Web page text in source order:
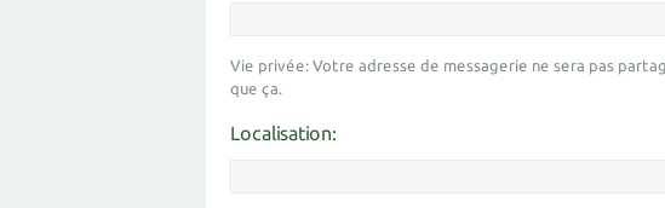
Vie privée: Votre adresse de messagerie ne sera pas
que ça.
Localisation: